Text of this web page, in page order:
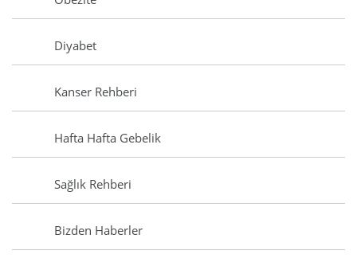
Diyabet
Kanser Rehberi
Hafta Hafta Gebelik
Sağlık Rehberi
Bizden Haberler